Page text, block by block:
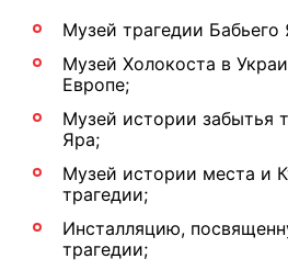
Музей трагедии Бабьего
Музей Холокоста в
Европе;
Музей истории забытья
Яра;
Музей истории места и
трагедии;
Инсталляцию,
трагедии;